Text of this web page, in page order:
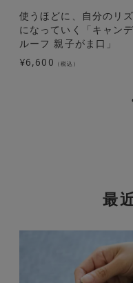
使うほどに、自分のリ
になっていく「キャン
ルーフ 親子がま口」
¥6,600 （税込）
最